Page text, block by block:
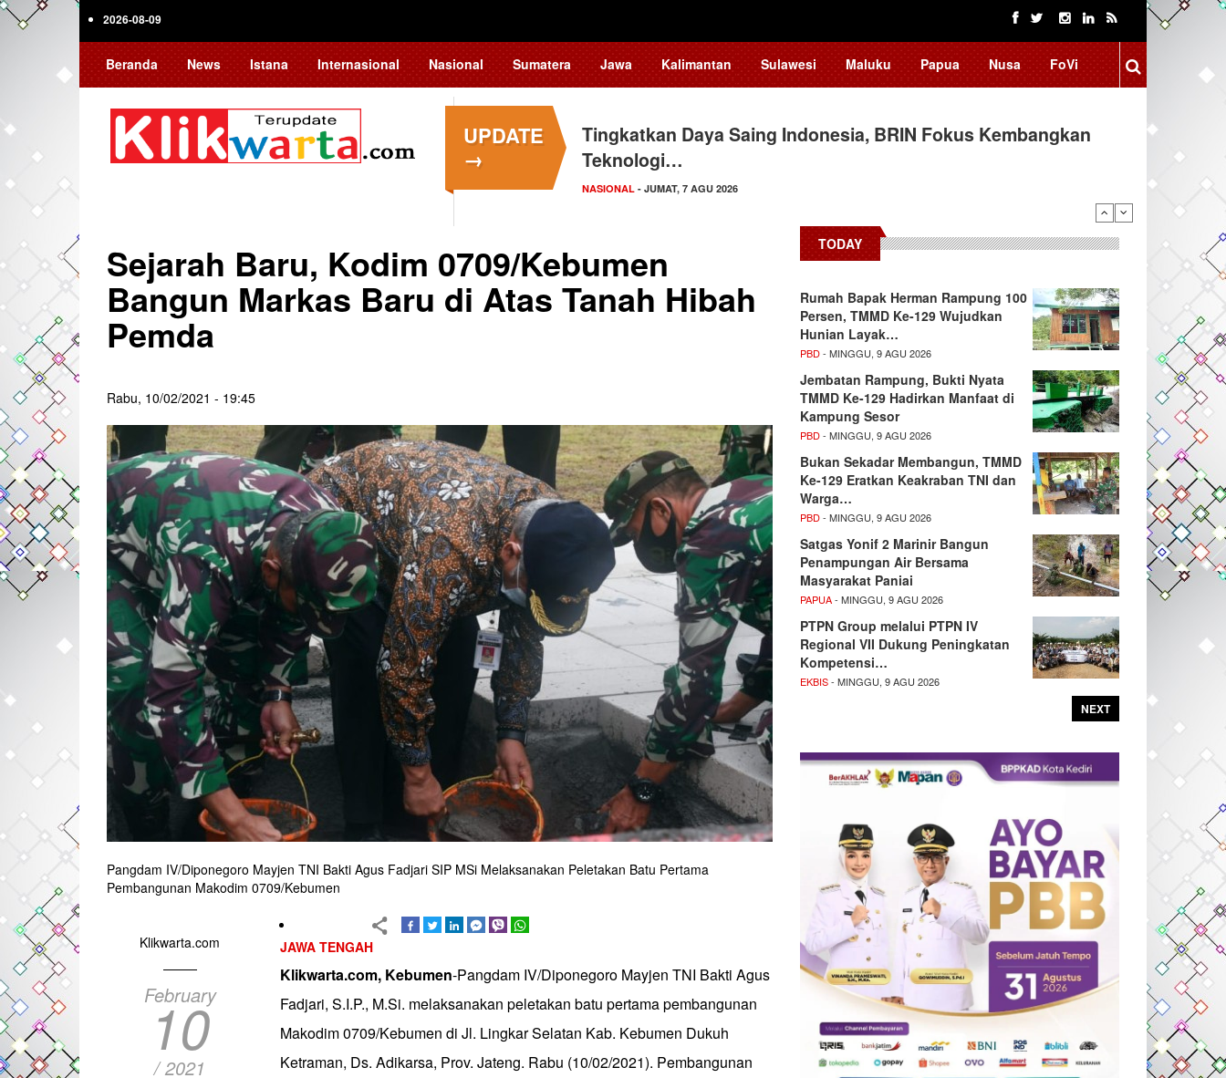
Skip
2026-08-09
Beranda News Istana Internasional Nasional Sumatera Jawa Kalimantan Sulawesi Maluku Papua Nusa FoVi
UPDATE
→
Menkop: Wamena Coffee Festival Jadi Penggerak Ekonomi
Berbasis…
NASIONAL - JUMAT, 7 AGU 2026
Tingkatkan Daya Saing Indonesia, BRIN Fokus Kembangkan
Teknologi…
NASIONAL - JUMAT, 7 AGU 2026
Sejarah Baru, Kodim 0709/Kebumen
Bangun Markas Baru di Atas Tanah Hibah
Pemda
Rabu, 10/02/2021 - 19:45
Pangdam IV/Diponegoro Mayjen TNI Bakti Agus Fadjari SIP MSi Melaksanakan Peletakan Batu Pertama
Pembangunan Makodim 0709/Kebumen
Klikwarta.com
February
10
/ 2021
JAWA TENGAH
Klikwarta.com, Kebumen-Pangdam IV/Diponegoro Mayjen TNI Bakti Agus
Fadjari, S.I.P., M.Si. melaksanakan peletakan batu pertama pembangunan
Makodim 0709/Kebumen di Jl. Lingkar Selatan Kab. Kebumen Dukuh
Ketraman, Ds. Adikarsa, Prov. Jateng. Rabu (10/02/2021). Pembangunan
TODAY
Rumah Bapak Herman Rampung 100
Persen, TMMD Ke-129 Wujudkan
Hunian Layak…
PBD- MINGGU, 9 AGU 2026
Jembatan Rampung, Bukti Nyata
TMMD Ke-129 Hadirkan Manfaat di
Kampung Sesor
PBD- MINGGU, 9 AGU 2026
Bukan Sekadar Membangun, TMMD
Ke-129 Eratkan Keakraban TNI dan
Warga…
PBD- MINGGU, 9 AGU 2026
Satgas Yonif 2 Marinir Bangun
Penampungan Air Bersama
Masyarakat Paniai
PAPUA- MINGGU, 9 AGU 2026
PTPN Group melalui PTPN IV
Regional VII Dukung Peningkatan
Kompetensi…
EKBIS- MINGGU, 9 AGU 2026
NEXT